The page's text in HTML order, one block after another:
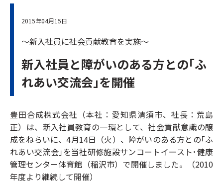
2015年04月15日
～新入社員に社会貢献教育を実施～
新入社員と障がいのある方との｢ふ
れあい交流会｣を開催
豊田合成株式会社（本社：愛知県清須市、社長：荒島
正）は、新入社員教育の一環として、社会貢献意識の醸
成をねらいに、4月14日（火）、障がいのある方との｢ふ
れあい交流会｣を当社研修施設サンコートイースト･健康
管理センター体育館（稲沢市）で開催しました。（2010
年度より継続して開催）